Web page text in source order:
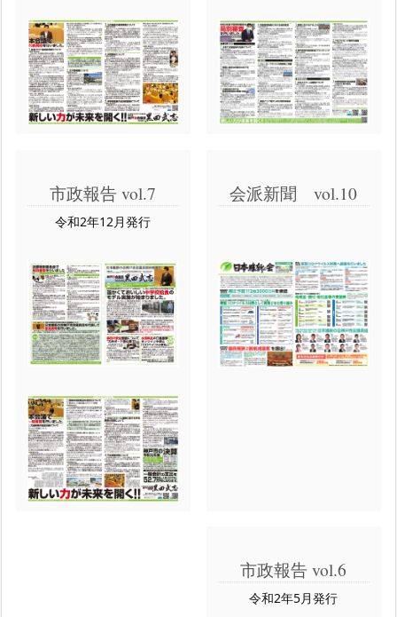
市政報告 vol.7
令和2年12月発行
会派新聞 vol.10
市政報告 vol.6
令和2年5月発行